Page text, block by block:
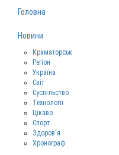
Головна
Новини
Краматорськ
Регіон
Україна
Світ
Суспільство
Технології
Цікаво
Спорт
Здоров‘я
Хронограф